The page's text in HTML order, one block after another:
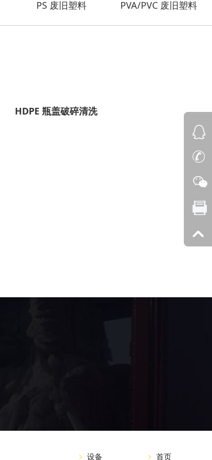
PS 废旧塑料 PVA/PVC 废旧塑料
HDPE 瓶盖破碎清洗
设备 首页